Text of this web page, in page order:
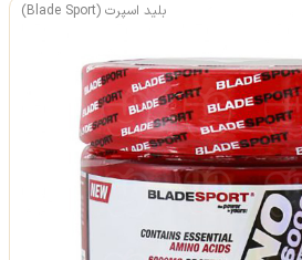
بلید اسپرت (Blade Sport)